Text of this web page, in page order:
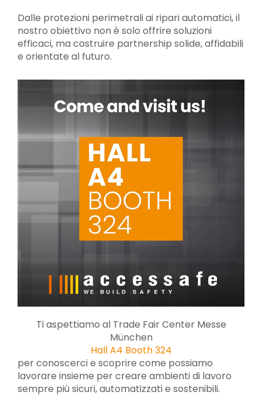
Dalle protezioni perimetrali ai ripari automatici, il
nostro obiettivo non è solo offrire soluzioni
efficaci, ma costruire partnership solide, affidabili
e orientate al futuro.
Ti aspettiamo al Trade Fair Center Messe
München
Hall A4 Booth 324
per conoscerci e scoprire come possiamo
lavorare insieme per creare ambienti di lavoro
sempre più sicuri, automatizzati e sostenibili.